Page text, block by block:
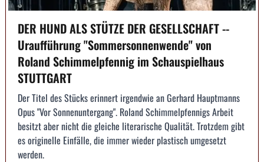
DER HUND ALS STÜTZE DER GESELLSCHAFT --
Uraufführung "Sommersonnenwende" von
Roland Schimmelpfennig im Schauspielhaus
STUTTGART
Der Titel des Stücks erinnert irgendwie an Gerhard Hauptmanns
Opus "Vor Sonnenuntergang". Roland Schimmelpfennigs Arbeit
besitzt aber nicht die gleiche literarische Qualität. Trotzdem gibt
es originelle Einfälle, die immer wieder plastisch umgesetzt
werden.